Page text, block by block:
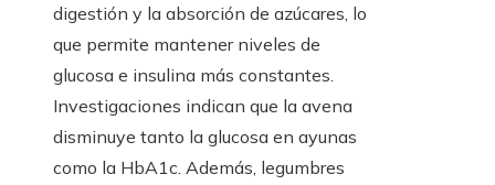
digestión y la absorción de azúcares, lo
que permite mantener niveles de
glucosa e insulina más constantes.
Investigaciones indican que la avena
disminuye tanto la glucosa en ayunas
como la HbA1c. Además, legumbres